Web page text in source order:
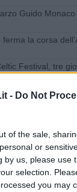
- Do Not
of the sale,
or
by us, please use
selection.
you may
Guido
ferma la corsa
Festival, tre
storia con
lezioni online
Friends in scena,